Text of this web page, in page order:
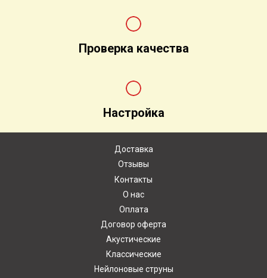
Проверка качества
Настройка
Доставка
Отзывы
Контакты
О нас
Оплата
Договор оферта
Акустические
Классические
Нейлоновые струны